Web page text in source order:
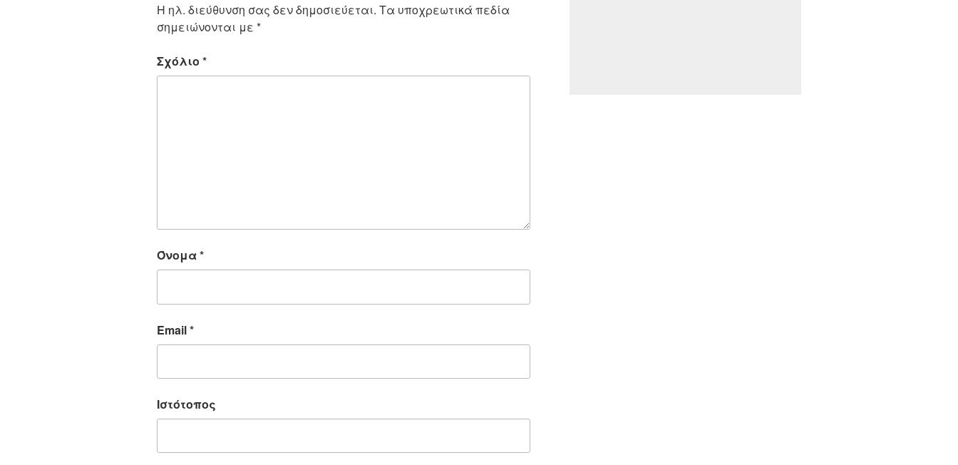
Η ηλ. διεύθυνση σας δεν δημοσιεύεται. Τα υποχρεωτικά πεδία
σημειώνονται με *
Σχόλιο *
Όνομα*
Email*
Ιστότοπος